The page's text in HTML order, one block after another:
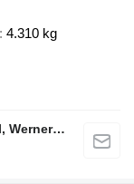
4.310 kg
Haller Baumaschinen/Nutzfahrzeughandel, Werner Haller e.K.